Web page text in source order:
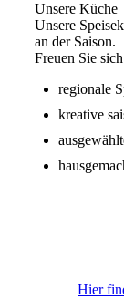
Unsere Küche
Unsere
an der Saison.
Freuen Sie
regionale
kreative
Hier